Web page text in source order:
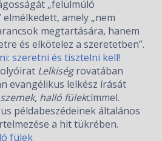
„felülmúló
amely „nem
megtartására, hanem
és elkötelez a szeretetben”.
szeretni és tisztelni kell!
Lelkiségrovatában
evangélikus lelkész írását
halló fülekcímmel.
példabeszédeinek általános
a hit tükrében.
fülek